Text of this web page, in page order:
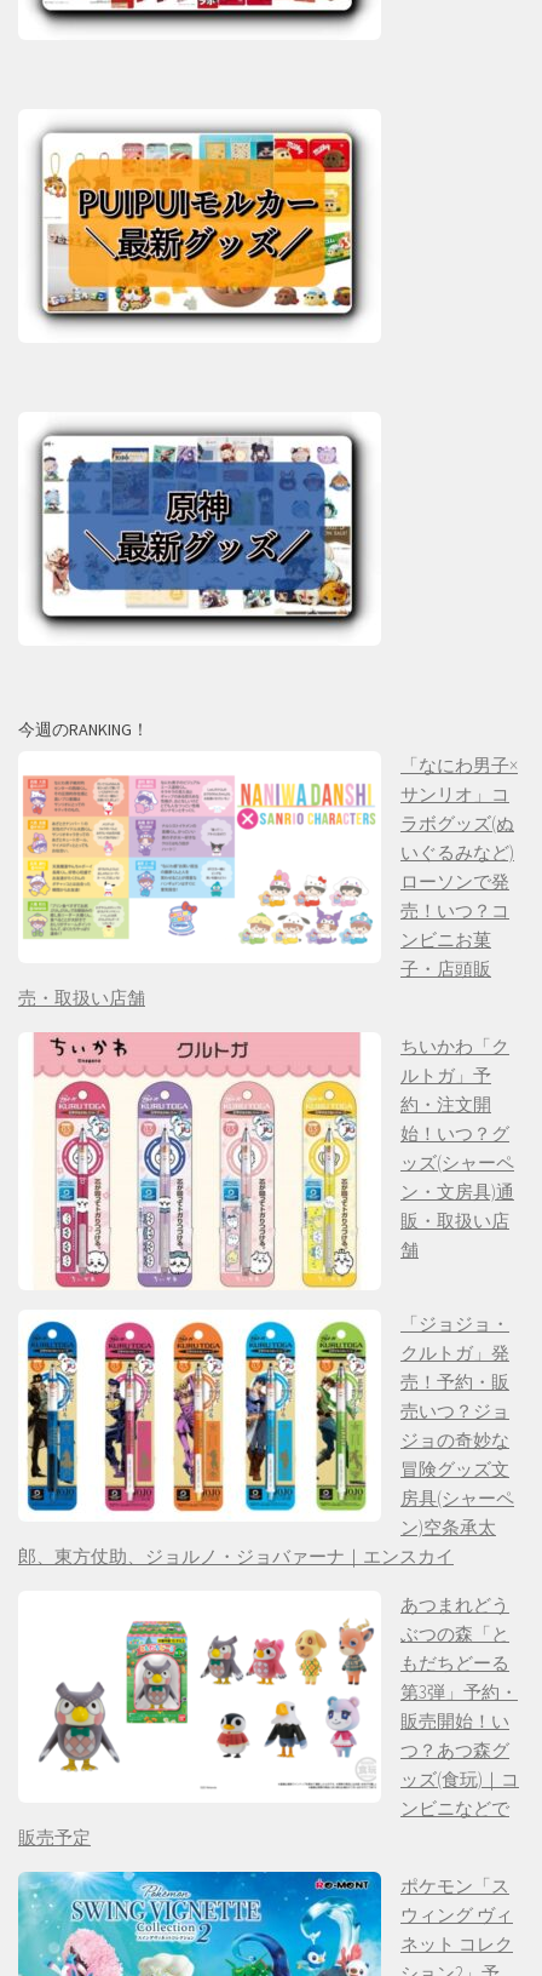
今週のRANKING！
「なにわ男子×
サンリオ」コ
ラボグッズ(ぬ
いぐるみなど)
ローソンで発
売！いつ？コ
ンビニお菓
子・店頭販
売・取扱い店舗
ちいかわ「ク
ルトガ」予
約・注文開
始！いつ？グ
ッズ(シャーペ
ン・文房具)通
販・取扱い店
舗
「ジョジョ・
クルトガ」発
売！予約・販
売いつ？ジョ
ジョの奇妙な
冒険グッズ文
房具(シャーペ
ン)空条承太
郎、東方仗助、ジョルノ・ジョバァーナ｜エンスカイ
あつまれどう
ぶつの森「と
もだちどーる
第3弾」予約・
販売開始！い
つ？あつ森グ
ッズ(食玩)｜コ
ンビニなどで
販売予定
ポケモン「ス
ウィング ヴィ
ネット コレク